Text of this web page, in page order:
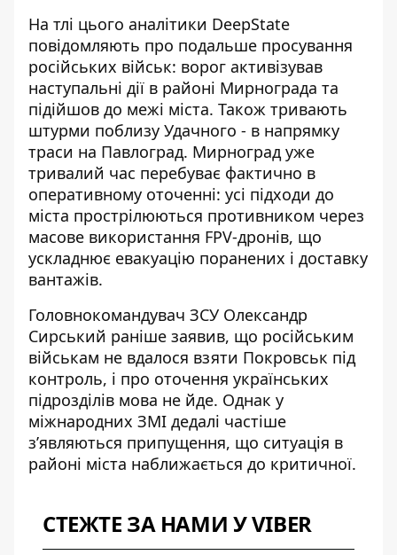
На тлі цього аналітики DeepState
повідомляють про подальше просування
російських військ: ворог активізував
наступальні дії в районі Мирнограда та
підійшов до межі міста. Також тривають
штурми поблизу Удачного - в напрямку
траси на Павлоград. Мирноград уже
тривалий час перебуває фактично в
оперативному оточенні: усі підходи до
міста прострілюються противником через
масове використання FPV-дронів, що
ускладнює евакуацію поранених і доставку
вантажів.
Головнокомандувач ЗСУ Олександр
Сирський раніше заявив, що російським
військам не вдалося взяти Покровськ під
контроль, і про оточення українських
підрозділів мова не йде. Однак у
міжнародних ЗМІ дедалі частіше
з’являються припущення, що ситуація в
районі міста наближається до критичної.
СТЕЖТЕ ЗА НАМИ У VIBER